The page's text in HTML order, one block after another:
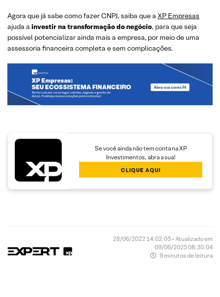
Agora que já sabe como fazer CNPJ, saiba que a XP Empresas
ajuda a investir na transformação do negócio, para que seja
possível potencializar ainda mais a empresa, por meio de uma
assessoria financeira completa e sem complicações.
Se você ainda não tem conta na XP
Investimentos, abra a sua!
CLIQUE AQUI
28/06/2022 14:02:05 • Atualizado em
09/06/2025 08:30:04
9 minutos de leitura